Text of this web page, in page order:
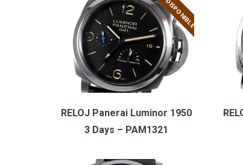
NO DISPONIBLE
RELOJ Panerai Luminor 1950
3 Days – PAM1321